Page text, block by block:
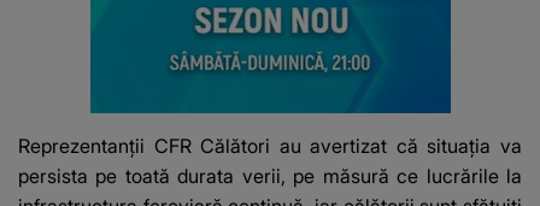
Reprezentanții CFR Călători au avertizat că situația va
persista pe toată durata verii, pe măsură ce lucrările la